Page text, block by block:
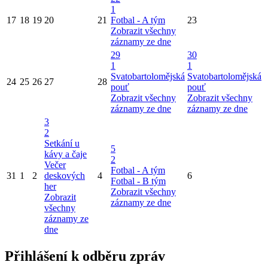
17 18 19 20 21
1
Fotbal - A tým
Zobrazit všechny
záznamy ze dne
23
24 25 26 27 28
29
1
Svatobartolomějská
pouť
Zobrazit všechny
záznamy ze dne
30
1
Svatobartolomějská
pouť
Zobrazit všechny
záznamy ze dne
31 1 2
3
2
Setkání u
kávy a čaje
Večer
deskových
her
Zobrazit
všechny
záznamy ze
dne
4
5
2
Fotbal - A tým
Fotbal - B tým
Zobrazit všechny
záznamy ze dne
6
Přihlášení k odběru zpráv